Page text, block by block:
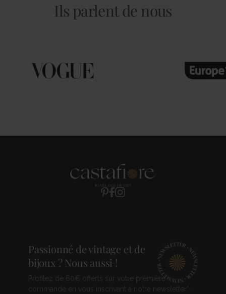
Ils parlent de nous
Passionné de vintage et de
bijoux ? Nous aussi !
Profitez de 60€ offerts sur votre première
commande en vous inscrivant à notre newsletter*.